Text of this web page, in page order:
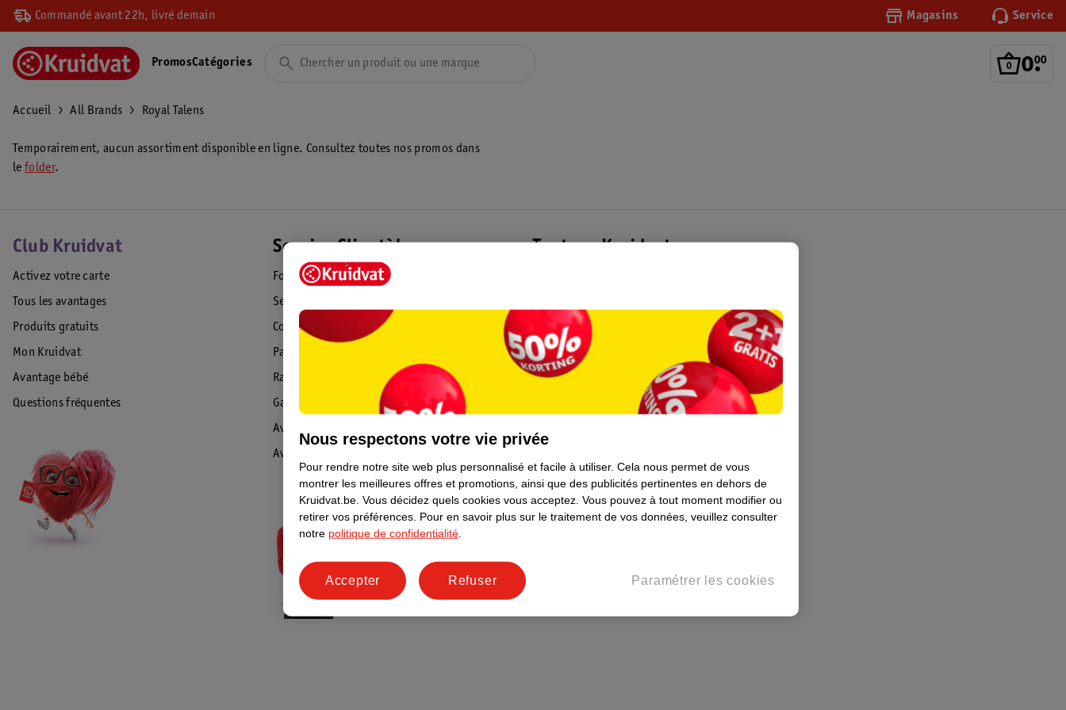
Commandé avant 22h, livré demain Magasins Service
0.
00
PromosCatégories
Accueil All Brands Royal Talens
Temporairement, aucun assortiment disponible en ligne. Consultez toutes nos promos dans
le folder.
Club Kruidvat
Activez votre carte
Tous les avantages
Produits gratuits
Mon Kruidvat
Avantage bébé
Questions fréquentes
Service Clientèle
Foire aux questions
Service Clientèle
Commande & Livraison
Paiement
Rappel & Retour
Garantie
Avis de sécurité
Avis
Tout sur Kruidvat
Formule commerciale
Coordonnées de l’entreprise
Plus durable
Nous respectons votre vie privée
Pour rendre notre site web plus personnalisé et facile à utiliser. Cela nous permet de vous
montrer les meilleures offres et promotions, ainsi que des publicités pertinentes en dehors de
Kruidvat.be. Vous décidez quels cookies vous acceptez. Vous pouvez à tout moment modifier ou
retirer vos préférences. Pour en savoir plus sur le traitement de vos données, veuillez consulter
notre politique de confidentialité
Paramétrer les cookies
Refuser
Accepter